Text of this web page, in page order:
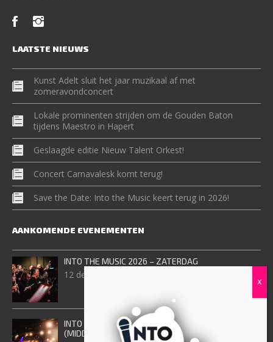
LAATSTE NIEUWS
Kunst Adelt sluit het jaar muzikaal af met
zomeravondconcert
Lokale prominenten strijden om de Gouden Baton
tijdens Maestro in Hapert
Geslaagde editie Nieuw Talent Orkest!
Concert Carnavalesk komt terug!
Save the Date: Into the Music keert terug in 2026!
AANKOMENDE EVENEMENTEN
INTO THE MUSIC 2026 – ZATERDAG
12 december, 2026
INTO THE MUSIC 2026 – ZONDAG
(MIDDAGVOORSTELING)